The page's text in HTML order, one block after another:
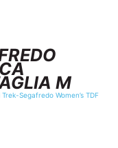
M
Segafredo Women’s TDF